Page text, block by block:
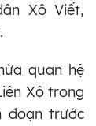
Xô Viết,
quan hệ
Xô trong
đoạn trước